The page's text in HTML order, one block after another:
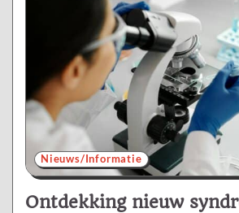
Nieuws/Informatie
Ontdekking nieuw